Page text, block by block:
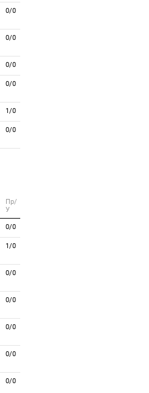
0/0
0/0
0/0
0/0
1/0
0/0
Пр/
У
0/0
1/0
0/0
0/0
0/0
0/0
0/0